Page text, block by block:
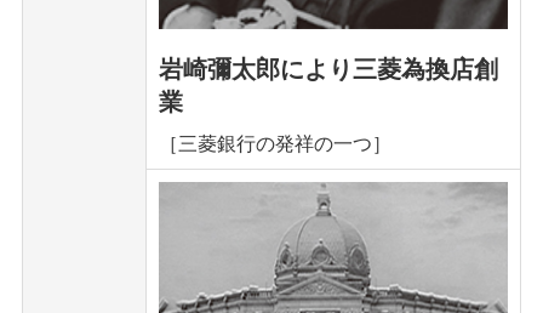
岩崎彌太郎により三菱為換店創
業
［三菱銀行の発祥の一つ］